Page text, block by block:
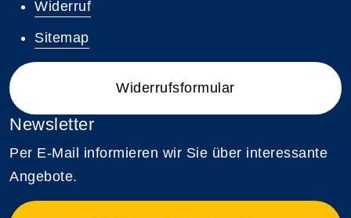
Widerruf
Sitemap
Widerrufsformular
Newsletter
Per E-Mail informieren wir Sie über interessante
Angebote.